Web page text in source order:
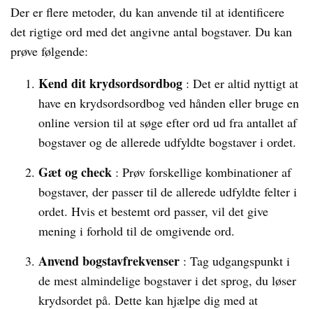
Der er flere metoder, du kan anvende til at identificere
det rigtige ord med det angivne antal bogstaver. Du kan
prøve følgende:
Kend dit krydsordsordbog : Det er altid nyttigt at
have en krydsordsordbog ved hånden eller bruge en
online version til at søge efter ord ud fra antallet af
bogstaver og de allerede udfyldte bogstaver i ordet.
Gæt og check : Prøv forskellige kombinationer af
bogstaver, der passer til de allerede udfyldte felter i
ordet. Hvis et bestemt ord passer, vil det give
mening i forhold til de omgivende ord.
Anvend bogstavfrekvenser : Tag udgangspunkt i
de mest almindelige bogstaver i det sprog, du løser
krydsordet på. Dette kan hjælpe dig med at